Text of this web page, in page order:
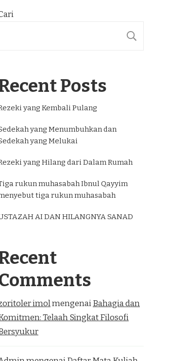
Posts
yang Kembali Pulang
yang Menumbuhkan dan
yang Melukai
yang Hilang dari Dalam Rumah
rukun muhasabah Ibnul Qayyim
tiga rukun muhasabah
AI DAN HILANGNYA SANAD
imolmengenaiBahagia dan
Telaah Singkat Filosofi